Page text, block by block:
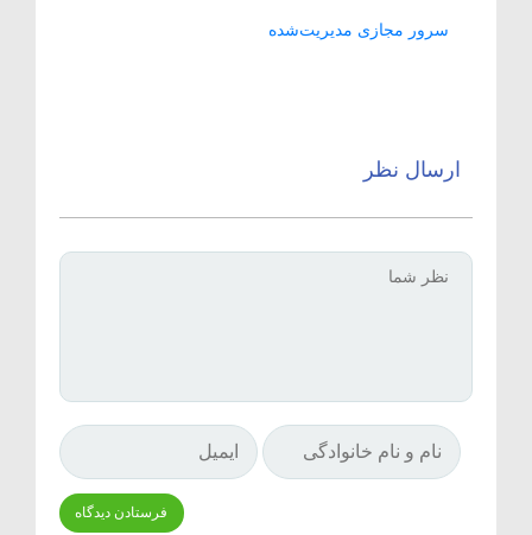
سرور مجازی مدیریت‌شده
ارسال نظر